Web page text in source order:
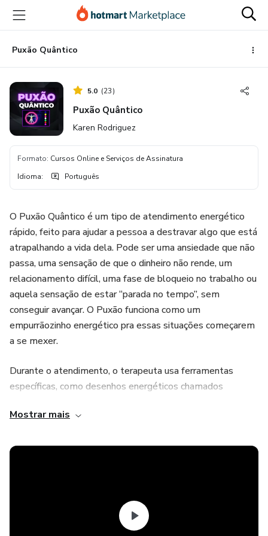
para
conteúdo
principal
para
pagamento
para
rodapé
Puxão Quântico
5.0 (23)
Puxão Quântico
Karen Rodriguez
Formato: Cursos Online e Serviços de Assinatura
Idioma: Português
O Puxão Quântico é um tipo de atendimento energético
rápido, feito para ajudar a pessoa a destravar algo que está
atrapalhando a vida dela. Pode ser uma ansiedade que não
passa, uma sensação de que o dinheiro não rende, um
relacionamento difícil, uma fase de bloqueio no trabalho ou
aquela sensação de estar “parada no tempo”, sem
conseguir avançar. O Puxão funciona como um
empurrãozinho energético pra essas situações começarem
a se mexer.
Durante o atendimento, o terapeuta usa ferramentas
específicas, como desenhos energéticos chamados
movimentar essa energia da pessoa. É parecido com a ideia
vida. A pessoa não precisa fazer nada complicado, o
Esse trabalho dura em média 2 a 3 dias, que é o tempo
que a energia ativada fica agindo. Depois disso, se a pessoa
Mostrar mais